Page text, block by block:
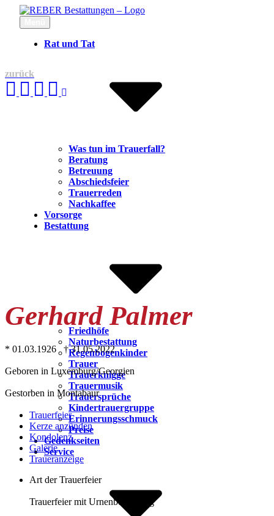
Inhalte
überspringen
REBER Bestattungen
Abschied ist der Beginn von Erinnerung
Rat und Tat
Was tun im Trauerfall?
Beratung
Betreuung
Abschiedsfeier
Trauerreden
Nachkaffee
Vorsorge
Bestattung
Friedhöfe
Naturbestattung
Regenbogenkinder
Trauer
Trauerknigge
Trauermusik
Trauersprüche
Kindertrauergruppe
Erinnerungsschmuck
Preise
Gedenkseiten
Service
zurück
Gerhard Palmer
* 01.03.1926 † 31.05.2022
Geboren in Luxemburg/Georgien
Gestorben in Montabaur
Trauer­feier
Kerze anzünden
Kondo­lenz
Galerie
Trauer­anzeige
Art der Trauerfeier
Trauerfeier mit Urnenbeisetzung